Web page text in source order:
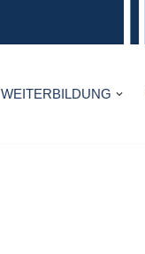
WEITERBILDUNG